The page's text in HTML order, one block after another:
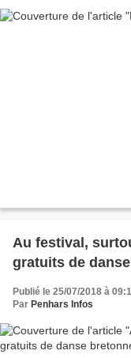
Au festival,
gratuits de
Publié le 25/07/2018 à
Par Penhars Infos